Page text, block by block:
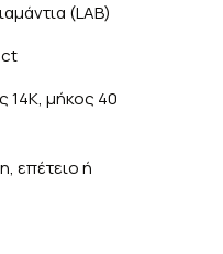
(LAB)
ct
14K, μήκος 40
επέτειο ή